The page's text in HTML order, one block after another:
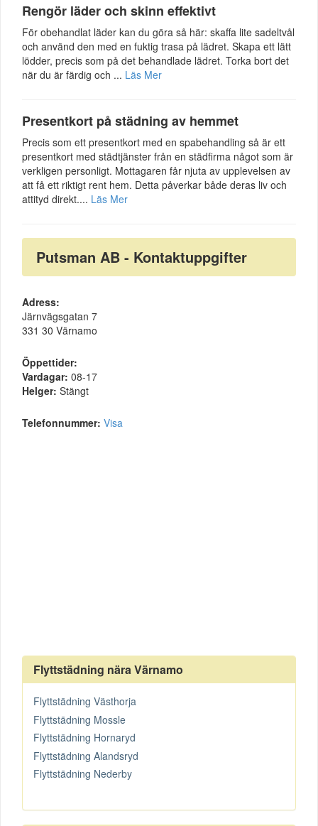
Rengör läder och skinn effektivt
För obehandlat läder kan du göra så här: skaffa lite sadeltvål
och använd den med en fuktig trasa på lädret. Skapa ett lätt
lödder, precis som på det behandlade lädret. Torka bort det
när du är färdig och ... Läs Mer
Presentkort på städning av hemmet
Precis som ett presentkort med en spabehandling så är ett
presentkort med städtjänster från en städfirma något som är
verkligen personligt. Mottagaren får njuta av upplevelsen av
att få ett riktigt rent hem. Detta påverkar både deras liv och
attityd direkt.... Läs Mer
Putsman AB - Kontaktuppgifter
Adress:
Järnvägsgatan 7
331 30 Värnamo
Öppettider:
Vardagar: 08-17
Helger: Stängt
Telefonnummer: Visa
Flyttstädning nära Värnamo
Flyttstädning Västhorja
Flyttstädning Mossle
Flyttstädning Hornaryd
Flyttstädning Alandsryd
Flyttstädning Nederby